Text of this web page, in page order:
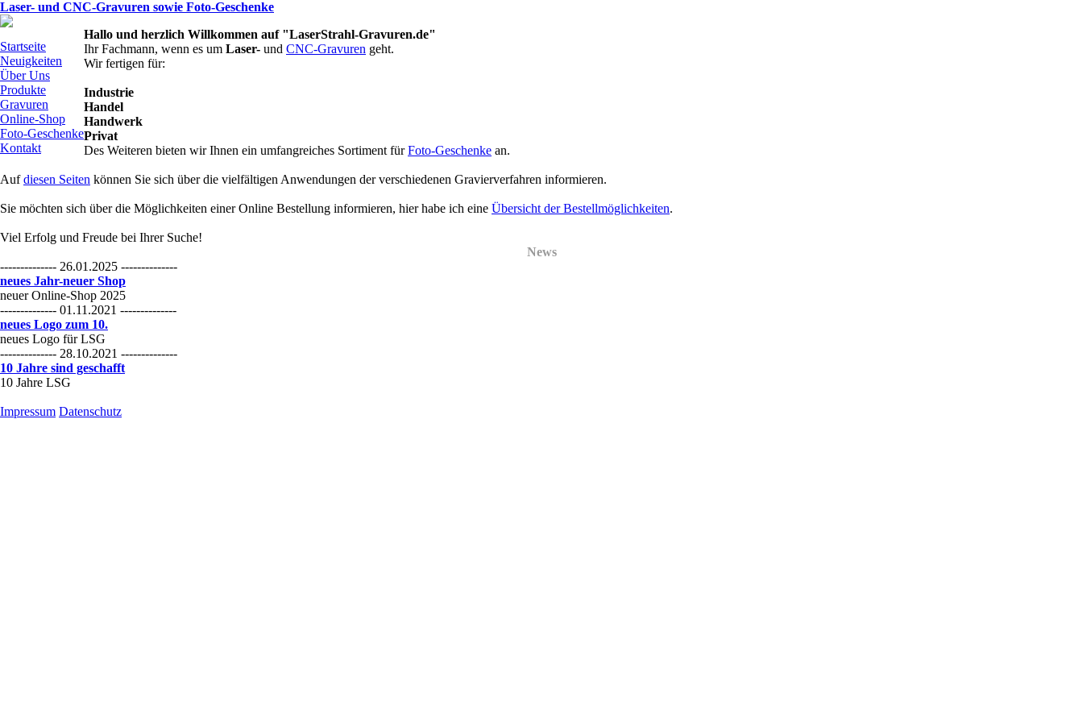
Laser- und CNC-Gravuren sowie Foto-Geschenke
Startseite
Neuigkeiten
Über Uns
Produkte
Gravuren
Online-Shop
Foto-Geschenke
Kontakt
Hallo und herzlich Willkommen auf "LaserStrahl-Gravuren.de"
Ihr Fachmann, wenn es um Laser- und CNC-Gravuren geht.
Wir fertigen für:
Industrie
Handel
Handwerk
Privat
Des Weiteren bieten wir Ihnen ein umfangreiches Sortiment fürFoto-Geschenke an.
Aufdiesen Seiten können Sie sich über die vielfältigen Anwendungen der verschiedenen Gravierverfahren informieren.
Sie möchten sich über die Möglichkeiten einer Online Bestellung informieren, hier habe ich eine Übersicht der Bestellmöglichkeiten.
Viel Erfolg und Freude bei Ihrer Suche!
News
-------------- 26.01.2025 --------------
neues Jahr-neuer Shop
neuer Online-Shop 2025
-------------- 01.11.2021 --------------
neues Logo zum 10.
neues Logo für LSG
-------------- 28.10.2021 --------------
10 Jahre sind geschafft
10 Jahre LSG
Impressum Datenschutz